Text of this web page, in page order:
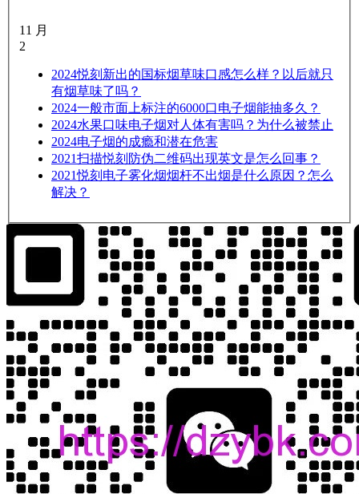
11 月
2
2024悦刻新出的国标烟草味口感怎么样？以后就只
有烟草味了吗？
2024一般市面上标注的6000口电子烟能抽多久？
2024水果口味电子烟对人体有害吗？为什么被禁止
2024电子烟的成瘾和潜在危害
2021扫描悦刻防伪二维码出现英文是怎么回事？
2021悦刻电子雾化烟烟杆不出烟是什么原因？怎么
解决？